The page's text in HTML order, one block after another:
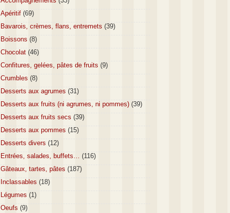
Apéritif (69)
Bavarois, crèmes, flans, entremets (39)
Boissons (8)
Chocolat (46)
Confitures, gelées, pâtes de fruits (9)
Crumbles (8)
Desserts aux agrumes (31)
Desserts aux fruits (ni agrumes, ni pommes) (39)
Desserts aux fruits secs (39)
Desserts aux pommes (15)
Desserts divers (12)
Entrées, salades, buffets… (116)
Gâteaux, tartes, pâtes (187)
Inclassables (18)
Légumes (1)
Oeufs (9)